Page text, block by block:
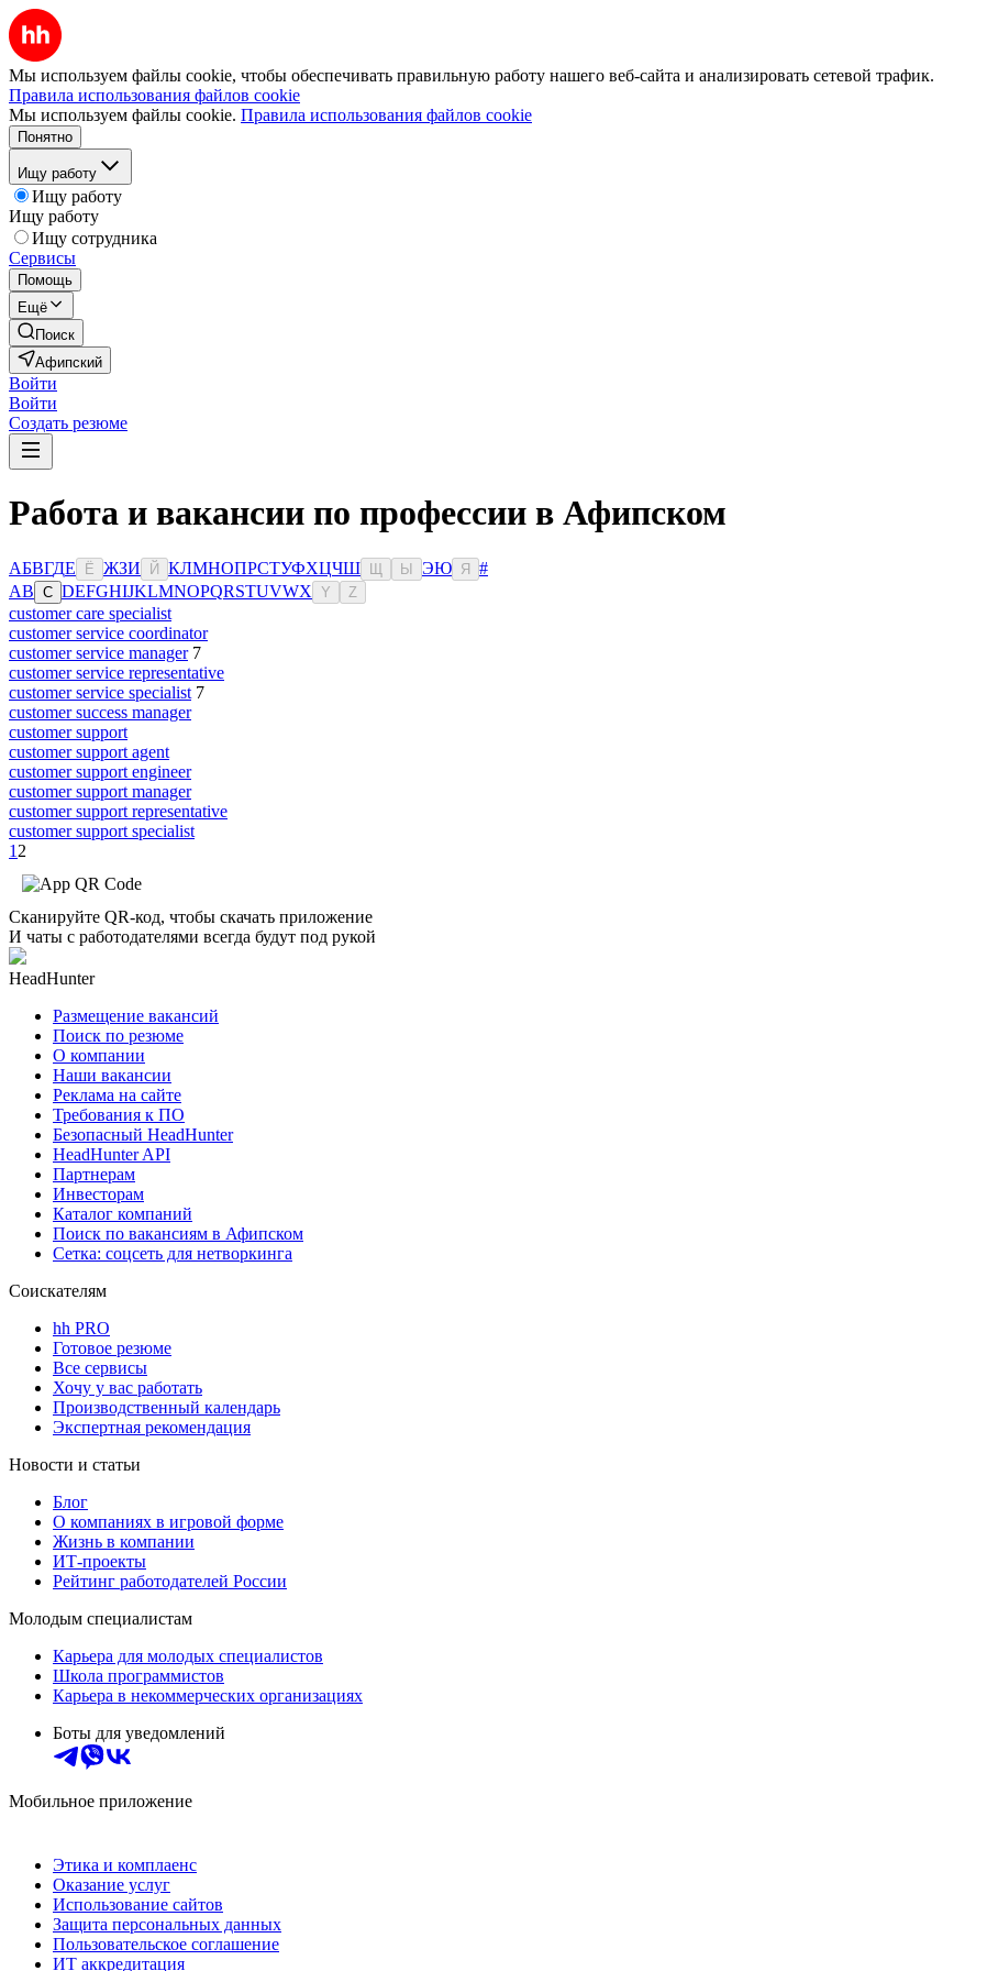
Мы используем файлы cookie, чтобы обеспечивать правильную работу нашего веб-сайта и анализировать сетевой трафик.
Правила использования файлов cookie
Мы используем файлы cookie. Правила использования файлов cookie
Понятно
Ищу работу
Ищу работу
Ищу работу
Ищу сотрудника
Сервисы
Помощь
Ещё
Поиск
Афипский
Войти
Войти
Создать резюме
Работа и вакансии по профессии в Афипском
АБВГДЕ Ё ЖЗИ Й КЛМНОПРСТУФХЦЧШ Ы ЭЮ Я
#
AB C DEFGHIJKLMNOPQRSTUVWX Y Z
customer care specialist
customer service coordinator
customer service manager 7
customer service representative
customer service specialist 7
customer success manager
customer support
customer support agent
customer support engineer
customer support manager
customer support representative
customer support specialist
1 2
Сканируйте QR-код, чтобы скачать приложение
И чаты с работодателями всегда будут под рукой
HeadHunter
Размещение вакансий
Поиск по резюме
О компании
Наши вакансии
Реклама на сайте
Требования к ПО
Безопасный HeadHunter
HeadHunter API
Партнерам
Инвесторам
Каталог компаний
Поиск по вакансиям в Афипском
Сетка: соцсеть для нетворкинга
Соискателям
hh PRO
Готовое резюме
Все сервисы
Хочу у вас работать
Производственный календарь
Экспертная рекомендация
Новости и статьи
Блог
О компаниях в игровой форме
Жизнь в компании
ИТ-проекты
Рейтинг работодателей России
Молодым специалистам
Карьера для молодых специалистов
Школа программистов
Карьера в некоммерческих организациях
Боты для уведомлений
Мобильное приложение
Этика и комплаенс
Оказание услуг
Использование сайтов
Защита персональных данных
Пользовательское соглашение
ИТ аккредитация